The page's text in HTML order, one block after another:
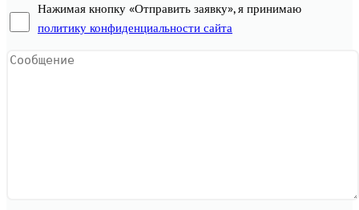
Нажимая кнопку «Отправить заявку», я принимаю
политику конфиденциальности сайта